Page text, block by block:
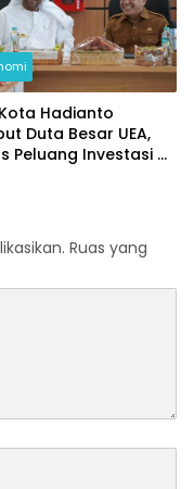
Hadianto
Duta Besar UEA,
Peluang Investasi di
Ruas yang